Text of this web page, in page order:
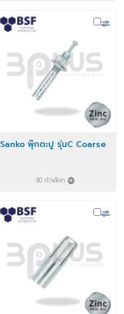
Sanko พุ๊กตะปู รุ่นC Coarse
30 ตัวเลือก